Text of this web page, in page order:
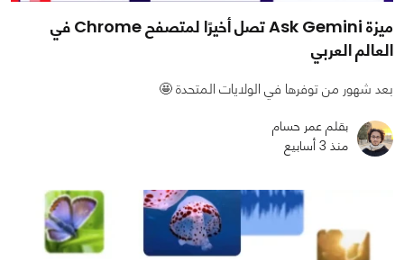
ميزة Ask Gemini تصل أخيرًا لمتصفح Chrome في
العالم العربي
بعد شهور من توفرها في الولايات المتحدة 🤩
بقلم عمر حسام
منذ 3 أسابيع